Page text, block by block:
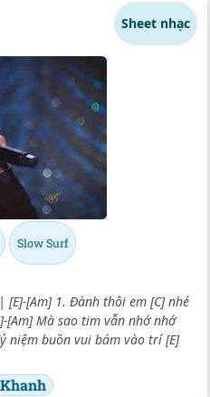
Sheet nhạc
Slow Surf
[Am] 1. Đành thôi em [C] nhé
[Am] Mà sao tim vẫn nhớ nhớ
niệm buồn vui bám vào trí [E]